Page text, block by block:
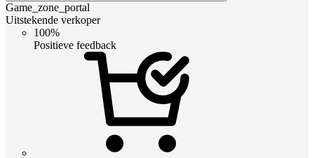
Game_zone_portal
Uitstekende verkoper
100%
Positieve feedback